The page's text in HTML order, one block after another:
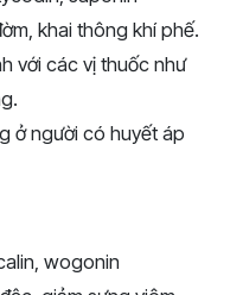
khai thông khí phế.
với các vị thuốc như
ở người có huyết áp
wogonin